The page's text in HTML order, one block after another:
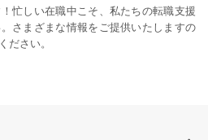
忙しい在職中こそ、私たちの転職支援
さまざまな情報をご提供いたしますの
ださい。